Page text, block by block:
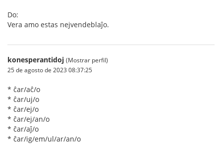
Do:
Vera amo estas nejvendeblaĵo.
konesperantidoj (Mostrar perfil)
25 de agosto de 2023 08:37:25
* ĉar/aĉ/o
* ĉar/uj/o
* ĉar/ej/o
* ĉar/ej/an/o
* ĉar/aĵ/o
* ĉar/ig/em/ul/ar/an/o